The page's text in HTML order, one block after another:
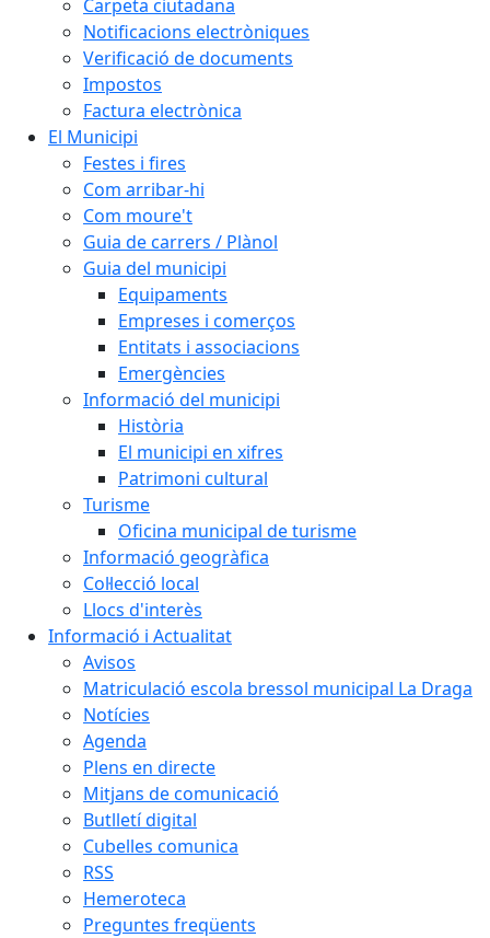
Carpeta ciutadana
Notificacions electròniques
Verificació de documents
Impostos
Factura electrònica
El Municipi
Festes i fires
Com arribar-hi
Com moure't
Guia de carrers / Plànol
Guia del municipi
Equipaments
Empreses i comerços
Entitats i associacions
Emergències
Informació del municipi
Història
El municipi en xifres
Patrimoni cultural
Turisme
Oficina municipal de turisme
Informació geogràfica
Col·lecció local
Llocs d'interès
Informació i Actualitat
Avisos
Matriculació escola bressol municipal La Draga
Notícies
Agenda
Plens en directe
Mitjans de comunicació
Butlletí digital
Cubelles comunica
RSS
Hemeroteca
Preguntes freqüents